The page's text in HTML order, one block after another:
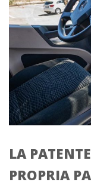
PERCHÉ SCEGLIERCI
CONTATTI
LA
PROPRIA